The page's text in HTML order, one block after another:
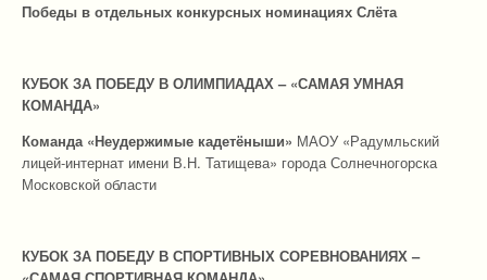
Победы в отдельных конкурсных номинациях Слёта
КУБОК ЗА ПОБЕДУ В ОЛИМПИАДАХ – «САМАЯ УМНАЯ
КОМАНДА»
Команда «Неудержимые кадетёныши» МАОУ «Радумльский
лицей-интернат имени В.Н. Татищева» города Солнечногорска
Московской области
КУБОК ЗА ПОБЕДУ В СПОРТИВНЫХ СОРЕВНОВАНИЯХ –